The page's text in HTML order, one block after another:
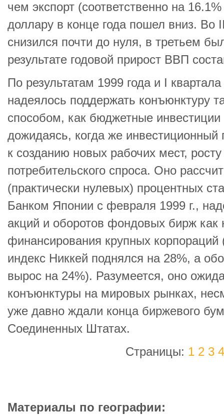
чем экспорт (соответственно на
доллару в конце года пошел вниз. Во
снизился почти до нуля, в третьем
результате годовой прирост ВВП
По результатам 1999 года и I
надеялось поддержать конъюнктуру
способом, как бюджетные инвестиции
дожидаясь, когда же инвестиционный
к созданию новых рабочих мест,
потребительского спроса. Оно
(практически нулевых) процентных
Банком Японии с февраля 1999 г.,
акций и оборотов фондовых бирж как
финансирования крупных
индекс Никкей поднялся на 28%, а
вырос на 24%). Разумеется, оно
конъюнктуры на мировых рынках,
уже давно ждали конца биржевого
Соединенных Штатах.
Страницы: 1 2 3 4
Материалы по географии: